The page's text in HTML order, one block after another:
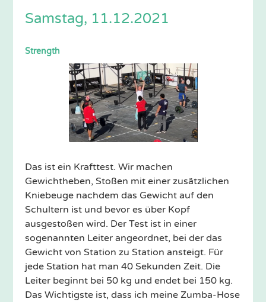
Samstag, 11.12.2021
Strength
Das ist ein Krafttest. Wir machen
Gewichtheben, Stoßen mit einer zusätzlichen
Kniebeuge nachdem das Gewicht auf den
Schultern ist und bevor es über Kopf
ausgestoßen wird. Der Test ist in einer
sogenannten Leiter angeordnet, bei der das
Gewicht von Station zu Station ansteigt. Für
jede Station hat man 40 Sekunden Zeit. Die
Leiter beginnt bei 50 kg und endet bei 150 kg.
Das Wichtigste ist, dass ich meine Zumba-Hose